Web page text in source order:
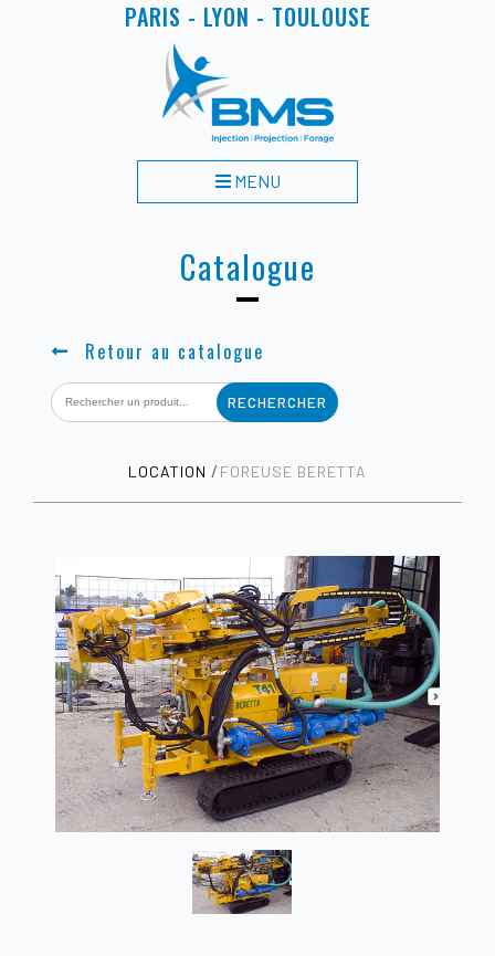
PARIS - LYON - TOULOUSE
MENU
Catalogue
Retour au catalogue
Search
for:
LOCATION FOREUSE BERETTA